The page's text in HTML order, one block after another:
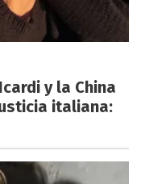
y la China
italiana: